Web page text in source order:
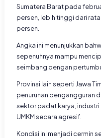
Sumatera Barat pada
persen, lebih tinggi dari
persen.
Angka ini menunjukkan
sepenuhnya mampu
seimbang dengan
Provinsi lain seperti Jawa
penurunan pengangguran
sektor padat karya,
UMKM secara agresif.
Kondisi ini menjadi cermin